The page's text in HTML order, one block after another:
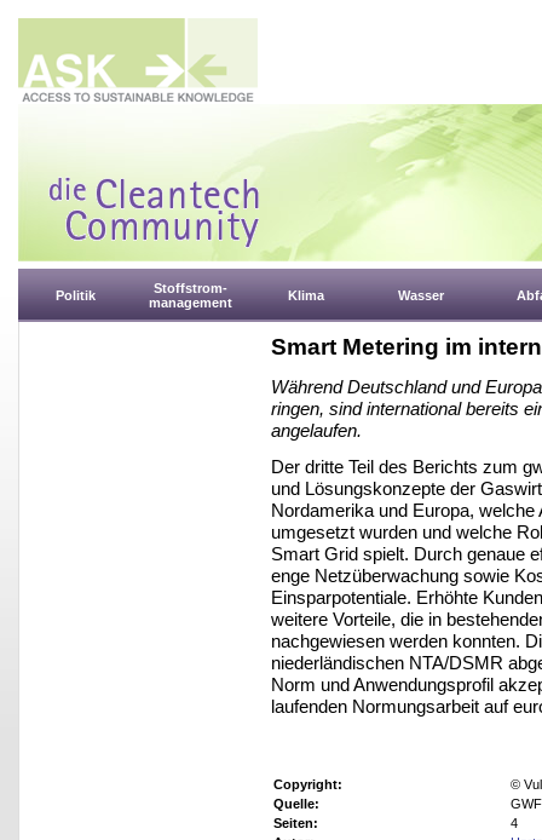
Politik
Stoffstrom-
management
Klima Wasser
Smart Metering im
Während Deutschland und
ringen, sind international bereits
angelaufen.
Der dritte Teil des Berichts zum
und Lösungskonzepte der
Nordamerika und Europa,
umgesetzt wurden und welche
Smart Grid spielt. Durch genaue
enge Netzüberwachung sowie
Einsparpotentiale. Erhöhte
weitere Vorteile, die in
nachgewiesen werden konnten.
niederländischen NTA/DSMR
Norm und Anwendungsprofil
laufenden Normungsarbeit auf
Copyright:
©
Quelle:
Seiten:
4